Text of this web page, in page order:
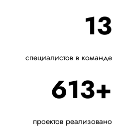
13
специалистов в команде
613+
проектов реализовано